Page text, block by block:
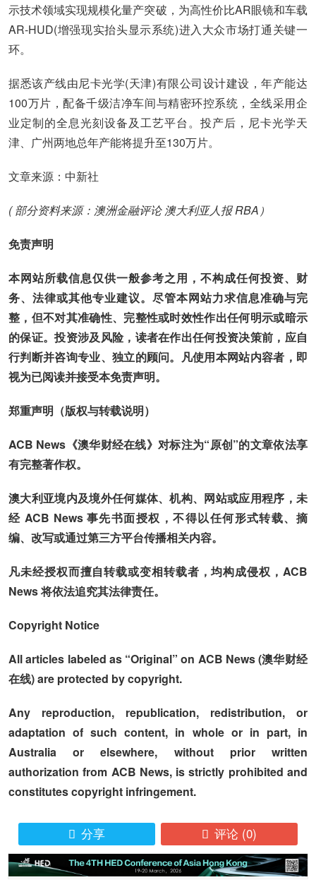
示技术领域实现规模化量产突破，为高性价比AR眼镜和车载
AR-HUD(增强现实抬头显示系统)进入大众市场打通关键一
环。
据悉该产线由尼卡光学(天津)有限公司设计建设，年产能达
100万片，配备千级洁净车间与精密环控系统，全线采用企
业定制的全息光刻设备及工艺平台。投产后，尼卡光学天
津、广州两地总年产能将提升至130万片。
文章来源：中新社
( 部分资料来源：澳洲金融评论 澳大利亚人报 RBA）
免责声明
本网站所载信息仅供一般参考之用，不构成任何投资、财
务、法律或其他专业建议。尽管本网站力求信息准确与完
整，但不对其准确性、完整性或时效性作出任何明示或暗示
的保证。投资涉及风险，读者在作出任何投资决策前，应自
行判断并咨询专业、独立的顾问。凡使用本网站内容者，即
视为已阅读并接受本免责声明。
郑重声明（版权与转载说明）
ACB News《澳华财经在线》对标注为“原创”的文章依法享
有完整著作权。
澳大利亚境内及境外任何媒体、机构、网站或应用程序，未
经 ACB News 事先书面授权，不得以任何形式转载、摘
编、改写或通过第三方平台传播相关内容。
凡未经授权而擅自转载或变相转载者，均构成侵权，ACB
News 将依法追究其法律责任。
Copyright Notice
All articles labeled as “Original” on ACB News (澳华财经
在线) are protected by copyright.
Any reproduction, republication, redistribution, or
adaptation of such content, in whole or in part, in
Australia or elsewhere, without prior written
authorization from ACB News, is strictly prohibited and
constitutes copyright infringement.
 分享  评论 (0)